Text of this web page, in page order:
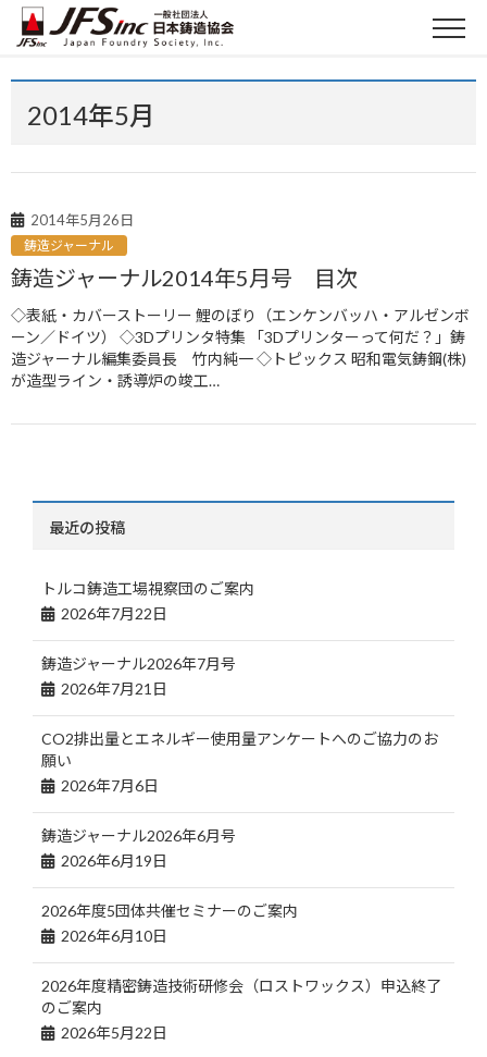
2014年5月
2014年5月26日
鋳造ジャーナル
鋳造ジャーナル2014年5月号 目次
◇表紙・カバーストーリー 鯉のぼり（エンケンバッハ・アルゼンボ
ーン／ドイツ） ◇3Dプリンタ特集 「3Dプリンターって何だ？」鋳
造ジャーナル編集委員長 竹内純一 ◇トピックス 昭和電気鋳鋼(株)
が造型ライン・誘導炉の竣工…
最近の投稿
トルコ鋳造工場視察団のご案内
2026年7月22日
鋳造ジャーナル2026年7月号
2026年7月21日
CO2排出量とエネルギー使用量アンケートへのご協力のお
願い
2026年7月6日
鋳造ジャーナル2026年6月号
2026年6月19日
2026年度5団体共催セミナーのご案内
2026年6月10日
2026年度精密鋳造技術研修会（ロストワックス）申込終了
のご案内
2026年5月22日